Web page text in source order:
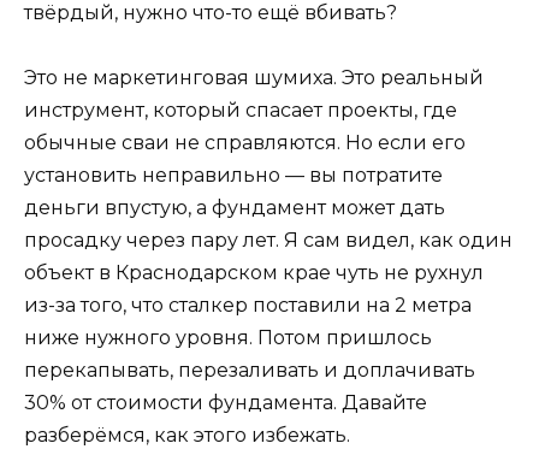
твёрдый, нужно что-то ещё вбивать?
Это не маркетинговая шумиха. Это реальный
инструмент, который спасает проекты, где
обычные сваи не справляются. Но если его
установить неправильно — вы потратите
деньги впустую, а фундамент может дать
просадку через пару лет. Я сам видел, как один
объект в Краснодарском крае чуть не рухнул
из-за того, что сталкер поставили на 2 метра
ниже нужного уровня. Потом пришлось
перекапывать, перезаливать и доплачивать
30% от стоимости фундамента. Давайте
разберёмся, как этого избежать.